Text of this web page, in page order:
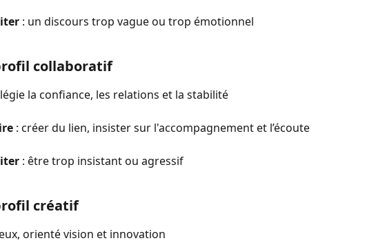
: un discours trop vague ou trop émotionnel
collaboratif
la confiance, les relations et la stabilité
: créer du lien, insister sur l'accompagnement et l’écoute
: être trop insistant ou agressif
créatif
orienté vision et innovation